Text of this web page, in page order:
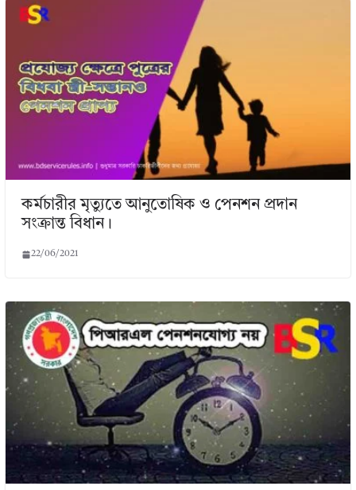
কর্মচারীর মৃত্যুতে আনুতোষিক ও পেনশন প্রদান
সংক্রান্ত বিধান।
22/06/2021